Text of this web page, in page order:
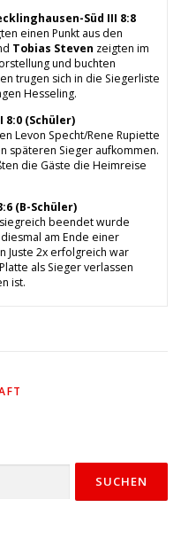
Süd III 8:8
einen Punkt aus den
Tobias Steven zeigten im
und buchten
trugen sich in die Siegerliste
Hesseling.
8:0 (Schüler)
Levon Specht/Rene Rupiette
späteren Sieger aufkommen.
die Gäste die Heimreise
(B-Schüler)
beendet wurde
am Ende einer
Juste 2x erfolgreich war
als Sieger verlassen
ist.